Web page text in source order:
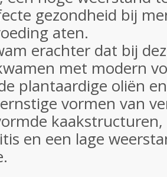
gezondheid bij
aten.
erachter dat bij
met modern
plantaardige oliën
vormen van
en een lage